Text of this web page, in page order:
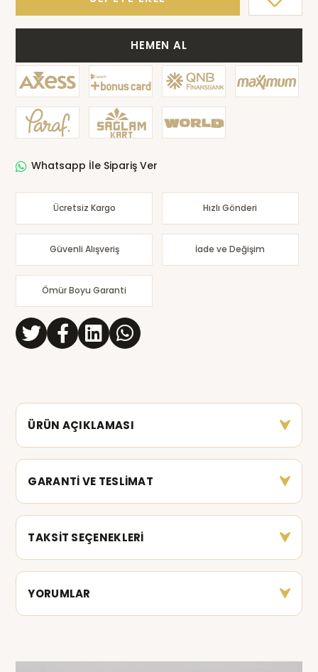
HEMEN AL
Whatsapp İle Sipariş Ver
Ücretsiz Kargo Hızlı Gönderi
Güvenli Alışveriş İade ve Değişim
Ömür Boyu Garanti
ÜRÜN AÇIKLAMASI
GARANTİ VE TESLİMAT
TAKSİT SEÇENEKLERİ
YORUMLAR